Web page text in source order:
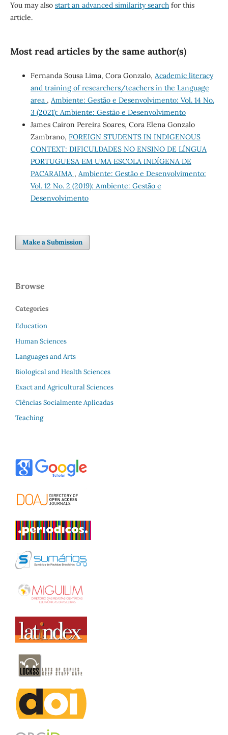
You may also start an advanced similarity searchfor this
article.
Most read articles by the same author(s)
Fernanda Sousa Lima, Cora Gonzalo, Academic literacy
and training of researchers/teachers in the Language
area , Ambiente: Gestão e Desenvolvimento: Vol. 14 No.
3 (2021): Ambiente: Gestão e Desenvolvimento
James Cairon Pereira Soares, Cora Elena Gonzalo
Zambrano, FOREIGN STUDENTS IN INDIGENOUS
CONTEXT: DIFICULDADES NO ENSINO DE LÍNGUA
PORTUGUESA EM UMA ESCOLA INDÍGENA DE
PACARAIMA , Ambiente: Gestão e Desenvolvimento:
Vol. 12 No. 2 (2019): Ambiente: Gestão e
Desenvolvimento
Make a Submission
Browse
Categories
Education
Human Sciences
Languages and Arts
Biological and Health Sciences
Exact and Agricultural Sciences
Ciências Socialmente Aplicadas
Teaching